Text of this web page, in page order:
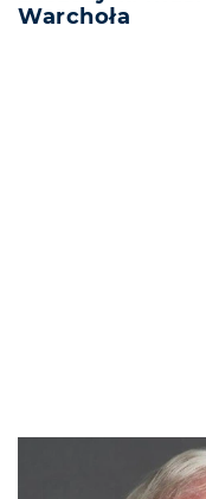
Warchoła